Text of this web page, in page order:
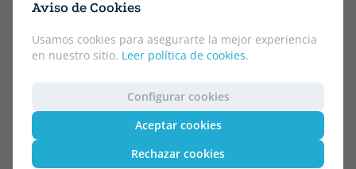
Aviso de Cookies
Usamos cookies para asegurarte la mejor experiencia
en nuestro sitio. Leer política de cookies.
Configurar cookies
Aceptar cookies
Rechazar cookies